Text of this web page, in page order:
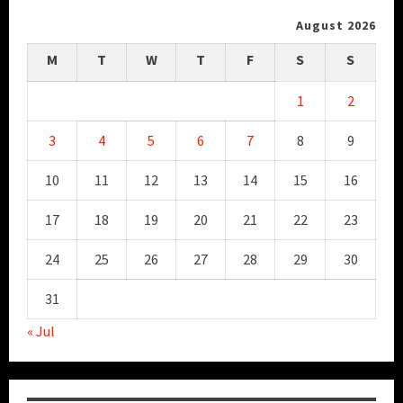
August 2026
M T W T F S S
1 2
3 4 5 6 7 8 9
10 11 12 13 14 15 16
17 18 19 20 21 22 23
24 25 26 27 28 29 30
31
« Jul